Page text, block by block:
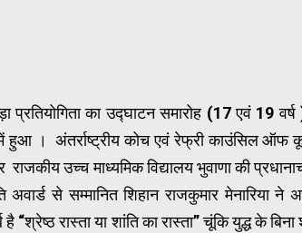
प्रतियोगिता का उद्घाटन समारोह (17 एवं 19
। अंतर्राष्ट्रीय कोच एवं रेफ्री काउंसिल ऑफ
उच्च माध्यमिक विद्यालय भुवाणा की
से सम्मानित शिहान राजकुमार मेनारिया ने
रास्ता या शांति का रास्ता” चूंकि युद्ध के